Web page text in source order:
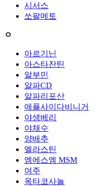
시서스
쏘팔메토
ㅇ
아르기닌
아스타잔틴
알부민
알파CD
알파리포산
애플사이다비니거
야생베리
야채수
양배추
엘라스틴
엠에스엠 MSM
여주
옥타코사놀